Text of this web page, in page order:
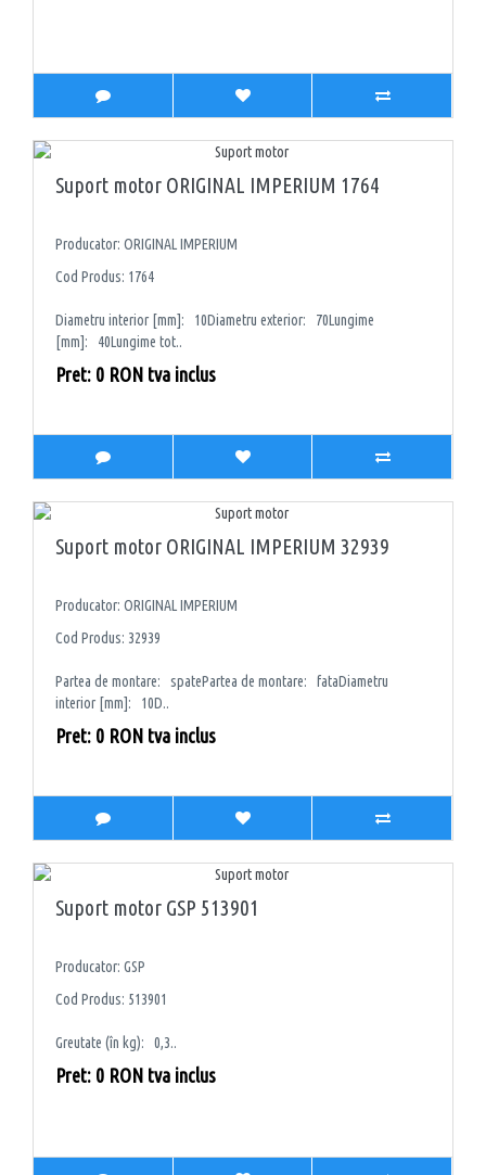
Suport motor ORIGINAL IMPERIUM 1764
Producator: ORIGINAL IMPERIUM
Cod Produs: 1764
Diametru interior [mm]: 10Diametru exterior: 70Lungime
[mm]: 40Lungime tot..
Pret: 0 RON tva inclus
Suport motor ORIGINAL IMPERIUM 32939
Producator: ORIGINAL IMPERIUM
Cod Produs: 32939
Partea de montare: spatePartea de montare: fataDiametru
interior [mm]: 10D..
Pret: 0 RON tva inclus
Suport motor GSP 513901
Producator: GSP
Cod Produs: 513901
Greutate (în kg): 0,3..
Pret: 0 RON tva inclus